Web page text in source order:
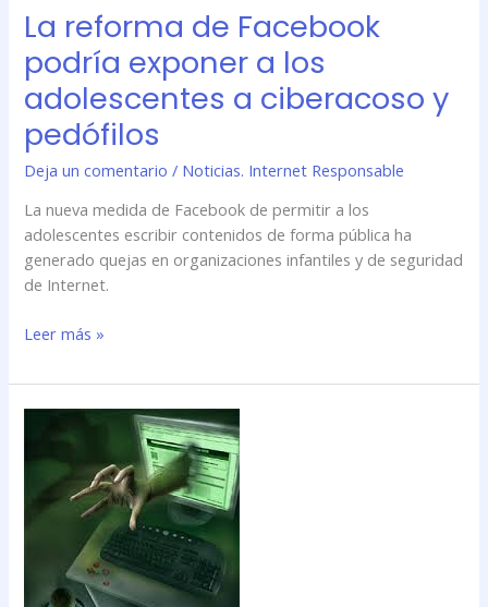
La reforma de Facebook
podría exponer a los
adolescentes a ciberacoso y
pedófilos
Deja un comentario / Noticias. Internet Responsable
La nueva medida de Facebook de permitir a los
adolescentes escribir contenidos de forma pública ha
generado quejas en organizaciones infantiles y de seguridad
de Internet.
ciberacoso
pedófilos
Leer más »
diez
chicos
sufrieron
tipo